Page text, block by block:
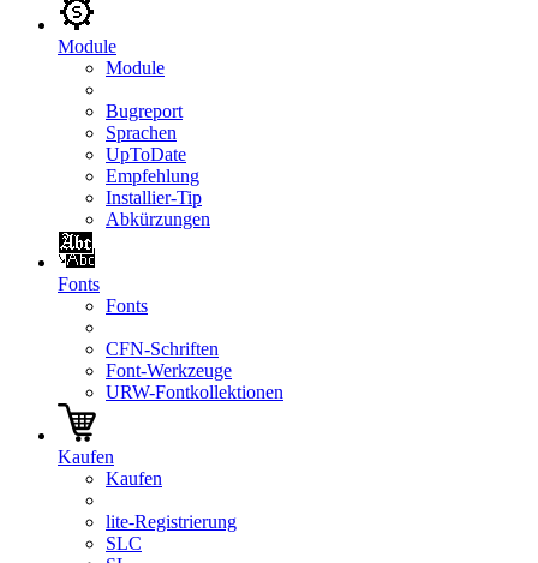
Module
Module
Bugreport
Sprachen
UpToDate
Empfehlung
Installier-Tip
Abkürzungen
Fonts
Fonts
CFN-Schriften
Font-Werkzeuge
URW-Fontkollektionen
Kaufen
Kaufen
lite-Registrierung
SLC